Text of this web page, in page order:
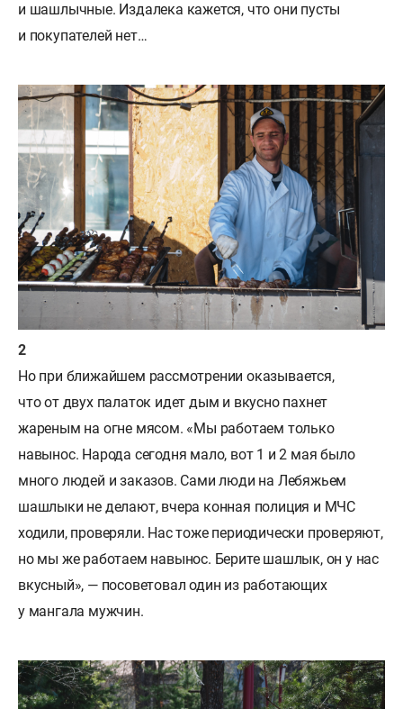
и шашлычные. Издалека кажется, что они пусты
и покупателей нет…
Но при ближайшем рассмотрении оказывается,
что от двух палаток идет дым и вкусно пахнет
жареным на огне мясом. «Мы работаем только
навынос. Народа сегодня мало, вот 1 и 2 мая было
много людей и заказов. Сами люди на Лебяжьем
шашлыки не делают, вчера конная полиция и МЧС
ходили, проверяли. Нас тоже периодически проверяют,
но мы же работаем навынос. Берите шашлык, он у нас
вкусный», — посоветовал один из работающих
у мангала мужчин.